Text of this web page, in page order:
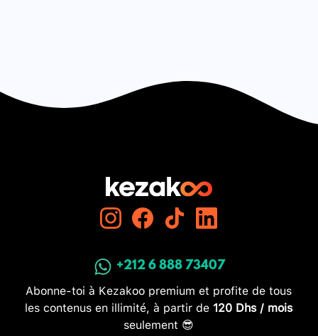
+212 6 888 73407
Abonne-toi à Kezakoo premium et profite de tous
les contenus en illimité, à partir de 120 Dhs / mois
seulement 😎